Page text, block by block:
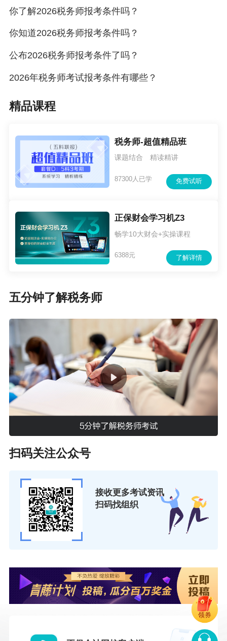
你了解2026税务师报考条件吗？
你知道2026税务师报考条件吗？
公布2026税务师报考条件了吗？
2026年税务师考试报考条件有哪些？
精品课程
税务师-超值精品班
课题结合 精读精讲
免费试听
87300人已学
正保财会学习机Z3
畅学10大财会+实操课程
了解详情
6388元
五分钟了解税务师
扫码关注公众号
接收更多考试资讯
扫码找组织
领券